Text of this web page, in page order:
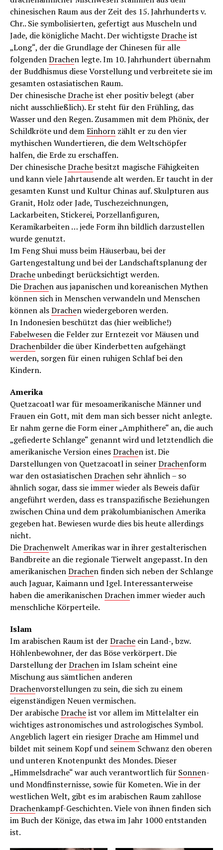
chinesischen Raum aus der Zeit des 15. Jahrhunderts v.
Chr.. Sie symbolisierten, gefertigt aus Muscheln und
Jade, die königliche Macht. Der wichtigsteDracheist
„Long“, der die Grundlage der Chinesen für alle
folgendenDrachen legte. Im 10. Jahrhundert übernahm
der Buddhismus diese Vorstellung und verbreitete sie im
gesamten ostasiatischen Raum.
Der chinesischeDracheist eher positiv belegt (aber
nicht ausschließlich). Er steht für den Frühling, das
Wasser und den Regen. Zusammen mit dem Phönix, der
Schildkröte und demEinhorn zählt er zu den vier
mythischen Wundertieren, die dem Weltschöpfer
halfen, die Erde zu erschaffen.
Der chinesischeDrachebesitzt magische Fähigkeiten
und kann viele Jahrtausende alt werden. Er taucht in der
gesamten Kunst und Kultur Chinas auf. Skulpturen aus
Granit, Holz oder Jade, Tuschezeichnungen,
Lackarbeiten, Stickerei, Porzellanfiguren,
Keramikarbeiten … jede Form ihn bildlich darzustellen
wurde genutzt.
Im Feng Shui muss beim Häuserbau, bei der
Gartengestaltung und bei der Landschaftsplanung der
Dracheunbedingt berücksichtigt werden.
DieDrachen aus japanischen und koreanischen Mythen
können sich in Menschen verwandeln und Menschen
können alsDrachen wiedergeboren werden.
In Indonesien beschützt das (hier weibliche!)
Fabelwesen die Felder zur Erntezeit vor Mäusen und
Drachenbilder die über Kinderbetten aufgehängt
werden, sorgen für einen ruhigen Schlaf bei den
Kindern.
Amerika
Quetzacoatl war für mesoamerikanische Männer und
Frauen ein Gott, mit dem man sich besser nicht anlegte.
Er nahm gerne die Form einer „Amphithere“ an, die auch
„gefiederte Schlange“ genannt wird und letztendlich die
amerikanische Version einesDrachen ist. Die
Darstellungen von Quetzacoatl in seinerDrachenform
war den ostasiatischenDrachen sehr ähnlich – so
ähnlich sogar, dass sie immer wieder als Beweis dafür
angeführt werden, dass es transpazifische Beziehungen
zwischen China und dem präkolumbianischen Amerika
gegeben hat. Bewiesen wurde dies bis heute allerdings
nicht.
DieDrachenwelt Amerikas war in ihrer gestalterischen
Bandbreite an die regionale Tierwelt angepasst. In den
amerikanischenDrachen finden sich neben der Schlange
auch Jaguar, Kaimann und Igel. Interessanterweise
haben die amerikanischenDrachen immer wieder auch
menschliche Körperteile.
Islam
Im arabischen Raum ist derDrache ein Land-, bzw.
Höhlenbewohner, der das Böse verkörpert. Die
Darstellung derDrachen im Islam scheint eine
Mischung aus sämtlichen anderen
Drachenvorstellungen zu sein, die sich zu einem
eigenständigen Neuen vermischen.
Der arabischeDracheist vor allem im Mittelalter ein
wichtiges astronomisches und astrologisches Symbol.
Angeblich lagert ein riesigerDrache am Himmel und
bildet mit seinem Kopf und seinem Schwanz den oberen
und unteren Knotenpunkt des Mondes. Dieser
„Himmelsdrache“ war auch verantwortlich für Sonnen-
und Mondfinsternisse, sowie für Kometen. Wie in der
westlichen Welt, gibt es im arabischen Raum zahllose
Drachenkampf-Geschichten. Viele von ihnen finden sich
im Buch der Könige, das etwa im Jahr 1000 entstanden
ist.